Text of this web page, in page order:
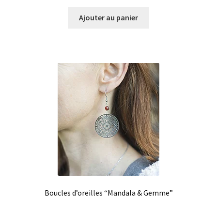
Ajouter au panier
Boucles d’oreilles “Mandala & Gemme”